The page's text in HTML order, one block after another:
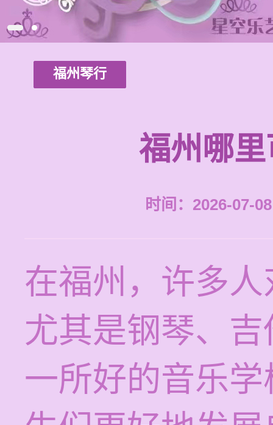
福州琴行
福州哪
时间：2026-07-
在福州，许多
尤其是钢琴、
一所好的音乐